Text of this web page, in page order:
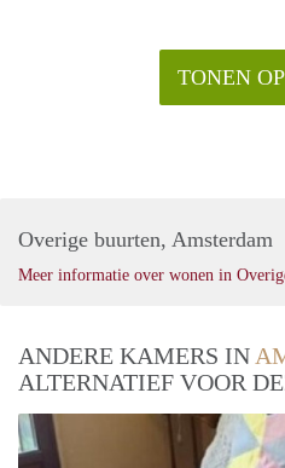
TONEN
Overige buurten, Amsterdam
Meer informatie over wonen in
ANDERE KAMERS IN
ALTERNATIEF VOOR